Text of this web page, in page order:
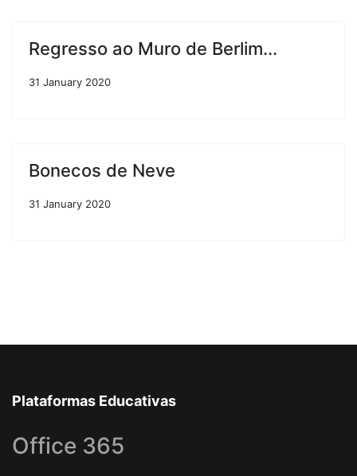
Regresso ao Muro de Berlim...
31 January 2020
Bonecos de Neve
31 January 2020
Plataformas Educativas
Office 365